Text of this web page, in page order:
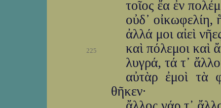
τοῖος ἔα ἐν
οὐδ᾽ οἰκωφελίη,
ἀλλά μοι αἰεὶ
225
καὶ πόλεμοι καὶ
λυγρά, τά τ᾽
αὐτὰρ ἐμοὶ τὰ
θῆκεν·